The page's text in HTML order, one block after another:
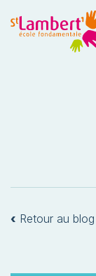
‹ Retour au blog